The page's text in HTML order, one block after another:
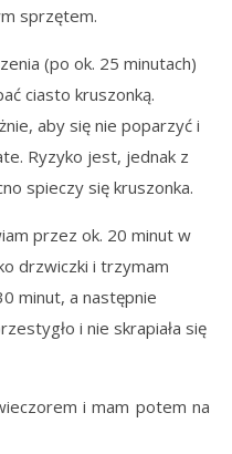
sprzętem.
(po ok. 25 minutach)
ciasto kruszonką.
aby się nie poparzyć i
Ryzyko jest, jednak z
spieczy się kruszonka.
przez ok. 20 minut w
drzwiczki i trzymam
minut, a następnie
i nie skrapiała się
i mam potem na